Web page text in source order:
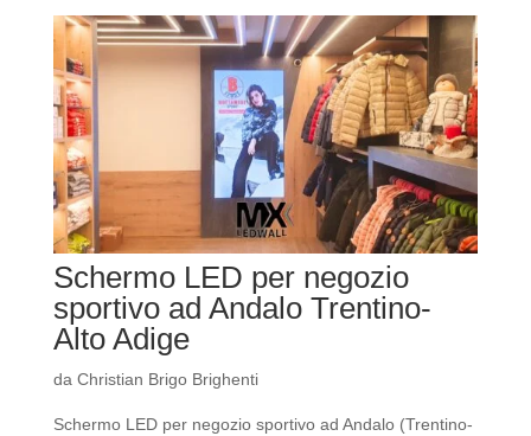
Schermo LED per negozio
sportivo ad Andalo Trentino-
Alto Adige
da Christian Brigo Brighenti
Schermo LED per negozio sportivo ad Andalo (Trentino-